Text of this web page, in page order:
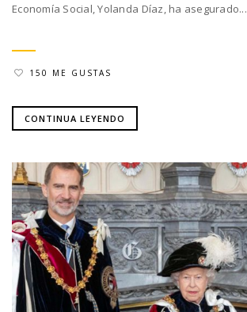
Economía Social, Yolanda Díaz, ha asegurado...
150 ME GUSTAS
CONTINUA LEYENDO